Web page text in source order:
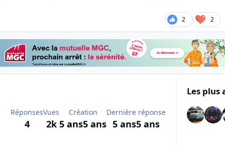
2 2
Réponses
4
Vues
2k
Création
5 ans5 ans
Dernière réponse
5 ans5 ans
Les plus